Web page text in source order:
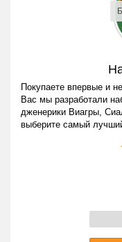
Покупаете впервые и
Вас мы разработали
дженерики Виагры,
выберите самый